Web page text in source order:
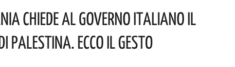
UN 63ENNE. I DETTAGLI
MUSICA E DIVERTIMENTO. I DETTAGLI DELL’EVENTO
Chiede Al Governo Italiano Il
Palestina. Ecco Il Gesto